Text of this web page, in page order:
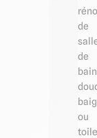
de
de
ou